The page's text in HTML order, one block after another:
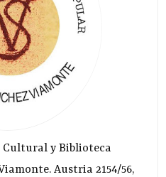
Cultural y Biblioteca
Austria 2154/56,